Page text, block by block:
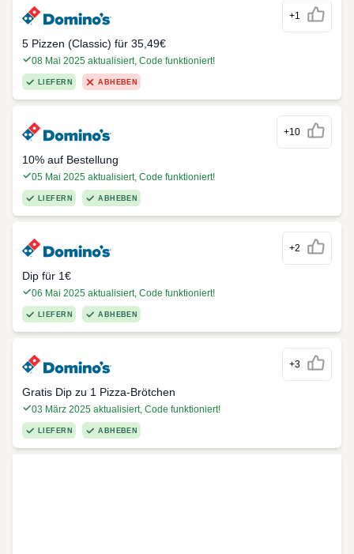
+1
5 Pizzen (Classic) für 35,49€
08 Mai 2025 aktualisiert, Code funktioniert!
LIEFERN ABHEBEN
+10
10% auf Bestellung
05 Mai 2025 aktualisiert, Code funktioniert!
LIEFERN ABHEBEN
+2
Dip für 1€
06 Mai 2025 aktualisiert, Code funktioniert!
LIEFERN ABHEBEN
+3
Gratis Dip zu 1 Pizza-Brötchen
03 März 2025 aktualisiert, Code funktioniert!
LIEFERN ABHEBEN